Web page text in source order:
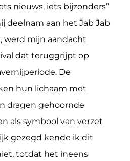
nieuws, iets bijzonders”
deelnam aan het Jab Jab
werd mijn aandacht
dat teruggrijpt op
De
hun lichaam met
dragen gehoornde
als symbool van verzet
gezegd kende ik dit
totdat het ineens